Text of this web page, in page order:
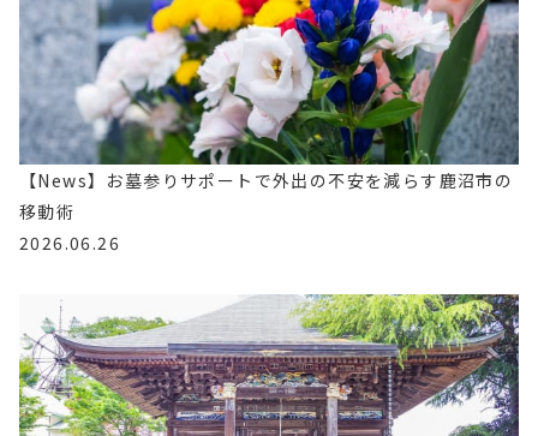
【News】お墓参りサポートで外出の不安を減らす鹿沼市の
移動術
2026.06.26